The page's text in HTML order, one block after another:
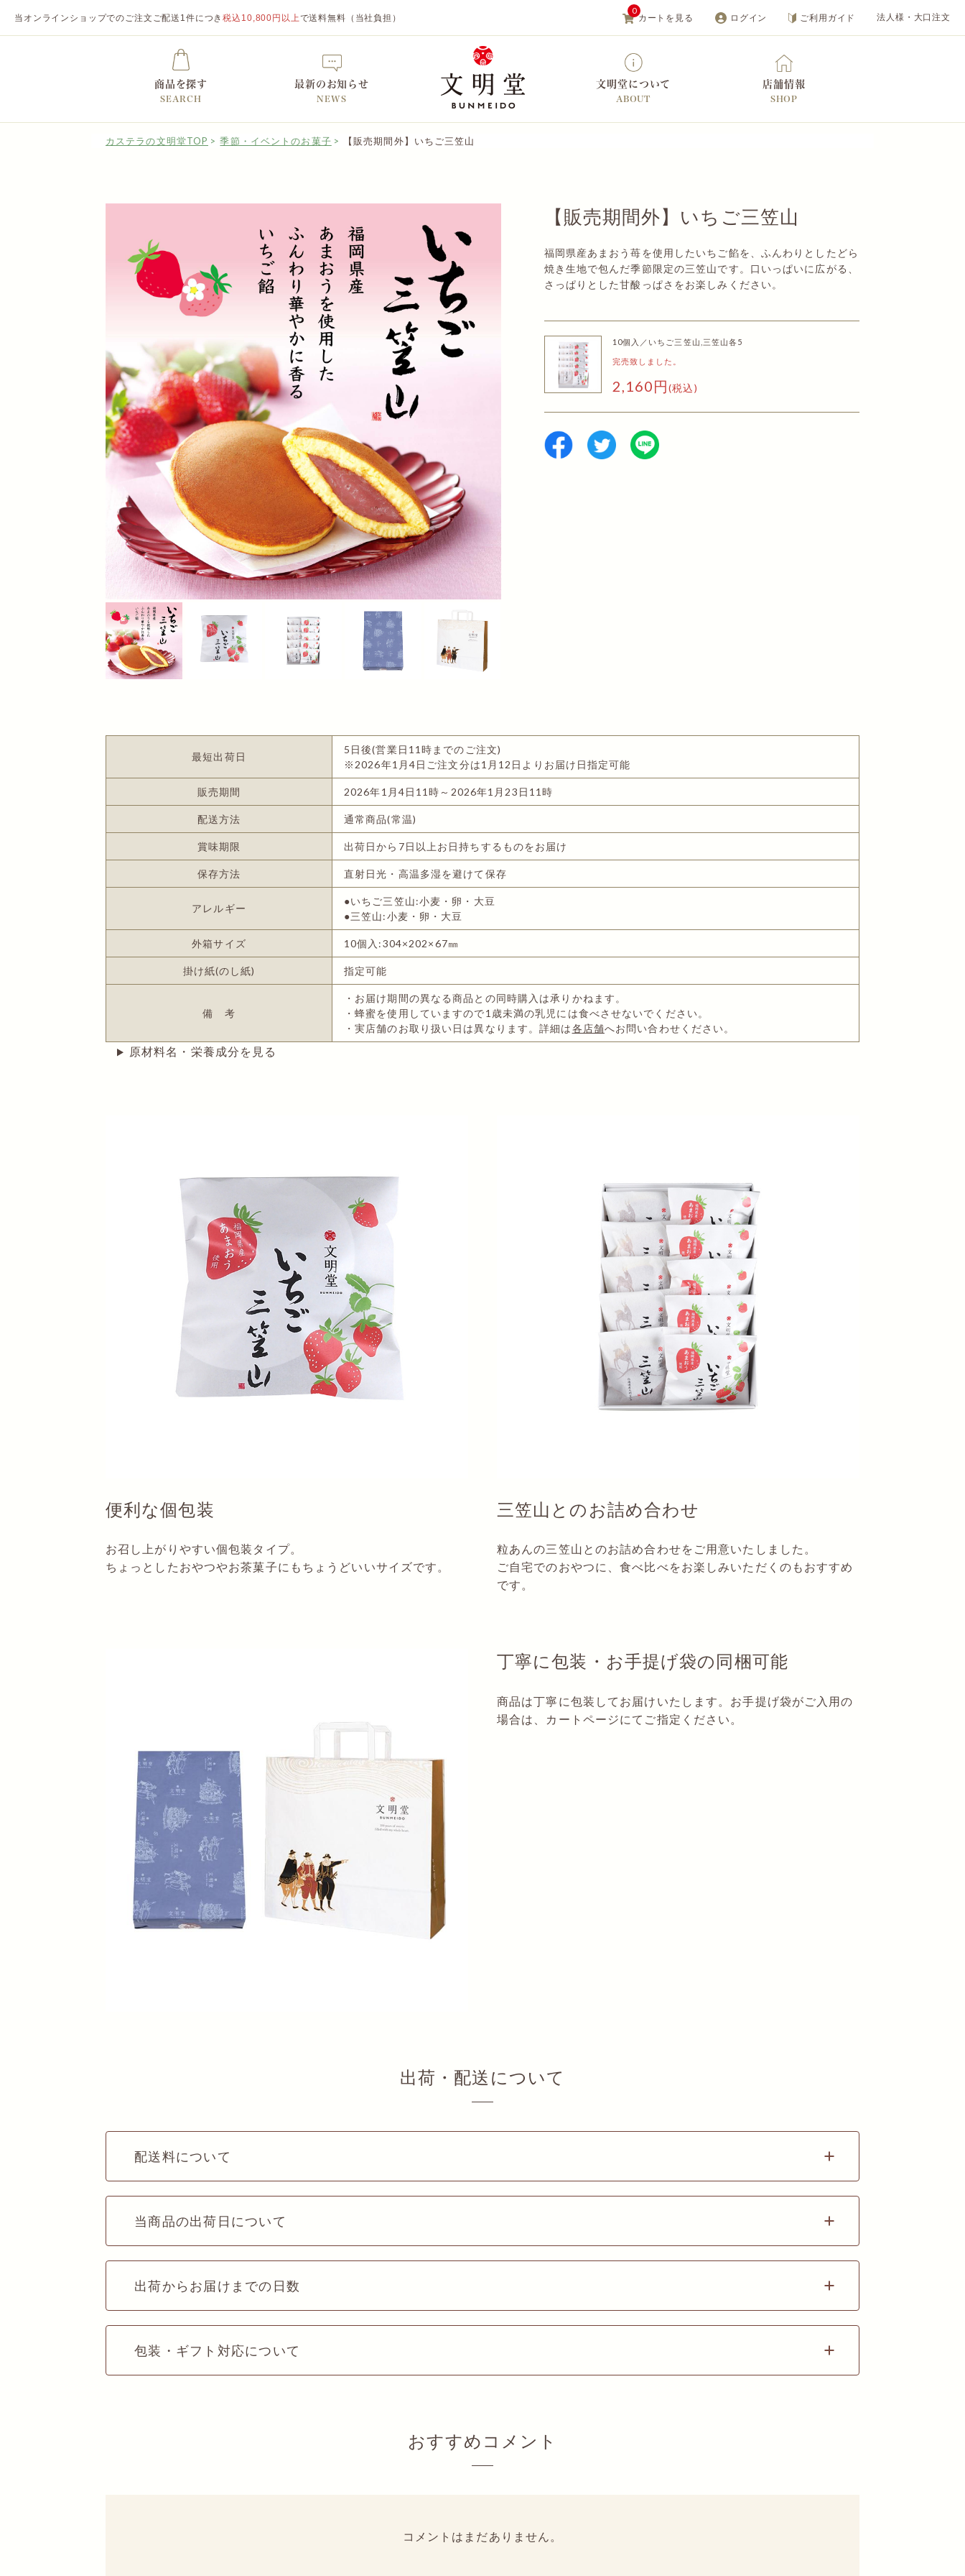
商品を探す
SEARCH
最新のお知らせ
NEWS
文明堂について
ABOUT
店舗情報
SHOP
当オンラインショップでのご注文ご配送1件につき税込10,800円以上で送料無料（当社負担） カートを見る
0
ログイン ご利用ガイド 法人様・大口注文
カステラの文明堂TOP 季節・イベントのお菓子 【販売期間外】いちご三笠山
【販売期間外】いちご三笠山
福岡県産あまおう苺を使用したいちご餡を、ふんわりとしたどら
焼き生地で包んだ季節限定の三笠山です。口いっぱいに広がる、
さっぱりとした甘酸っぱさをお楽しみください。
10個入／いちご三笠山,三笠山各5
完売致しました。
2,160円(税込)
最短出荷日
5日後(営業日11時までのご注文)
※2026年1月4日ご注文分は1月12日よりお届け日指定可能
販売期間 2026年1月4日11時～2026年1月23日11時
配送方法 通常商品(常温)
賞味期限 出荷日から7日以上お日持ちするものをお届け
保存方法 直射日光・高温多湿を避けて保存
アレルギー
●いちご三笠山:小麦・卵・大豆
●三笠山:小麦・卵・大豆
外箱サイズ 10個入:304×202×67㎜
掛け紙(のし紙) 指定可能
備 考
・お届け期間の異なる商品との同時購入は承りかねます。
・蜂蜜を使用していますので1歳未満の乳児には食べさせないでください。
・実店舗のお取り扱い日は異なります。詳細は各店舗へお問い合わせください。
原材料名・栄養成分を見る
便利な個包装
お召し上がりやすい個包装タイプ。
ちょっとしたおやつやお茶菓子にもちょうどいいサイズです。
三笠山とのお詰め合わせ
粒あんの三笠山とのお詰め合わせをご用意いたしました。
ご自宅でのおやつに、食べ比べをお楽しみいただくのもおすすめ
です。
丁寧に包装・お手提げ袋の同梱可能
商品は丁寧に包装してお届けいたします。お手提げ袋がご入用の
場合は、カートページにてご指定ください。
出荷・配送について
配送料について
当商品の出荷日について
出荷からお届けまでの日数
包装・ギフト対応について
おすすめコメント
コメントはまだありません。